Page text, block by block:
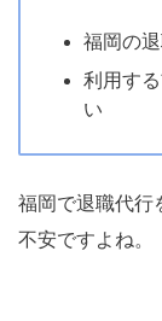
福岡の
利用す
い
福岡で退職代行
不安ですよね。